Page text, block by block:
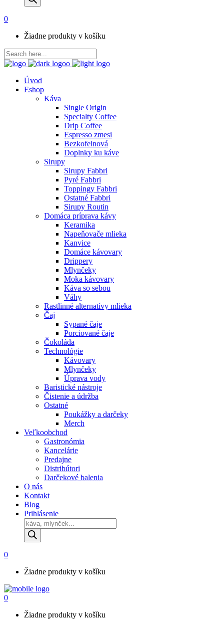
0
Žiadne produkty v košíku
Úvod
Eshop
Káva
Single Origin
Specialty Coffee
Drip Coffee
Espresso zmesi
Bezkofeinová
Doplnky ku káve
Sirupy
Sirupy Fabbri
Pyré Fabbri
Toppingy Fabbri
Ostatné Fabbri
Sirupy Routin
Domáca príprava kávy
Keramika
Napeňovače mlieka
Kanvice
Domáce kávovary
Drippery
Mlynčeky
Moka kávovary
Káva so sebou
Váhy
Rastlinné alternatívy mlieka
Čaj
Sypané čaje
Porciované čaje
Čokoláda
Technológie
Kávovary
Mlynčeky
Úprava vody
Baristické nástroje
Čistenie a údržba
Ostatné
Poukážky a darčeky
Merch
Veľkoobchod
Gastronómia
Kancelárie
Predajne
Distribútori
Darčekové balenia
O nás
Kontakt
Blog
Prihlásenie
Products
search
0
Žiadne produkty v košíku
0
Žiadne produkty v košíku